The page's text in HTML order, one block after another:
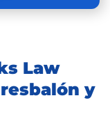
Law
y